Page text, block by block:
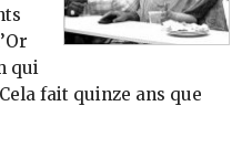
qui
fait quinze ans que